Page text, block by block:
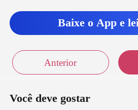
Baixe o App e
Anterior
Você deve gostar